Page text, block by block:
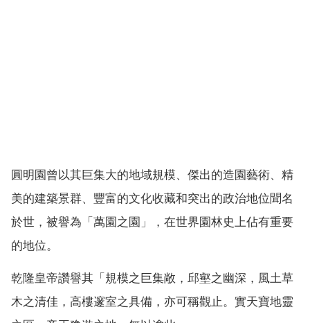
圓明園曾以其巨集大的地域規模、傑出的造園藝術、精
美的建築景群、豐富的文化收藏和突出的政治地位聞名
於世，被譽為「萬園之園」，在世界園林史上佔有重要
的地位。
乾隆皇帝讚譽其「規模之巨集敞，邱壑之幽深，風土草
木之清佳，高樓邃室之具備，亦可稱觀止。實天寶地靈